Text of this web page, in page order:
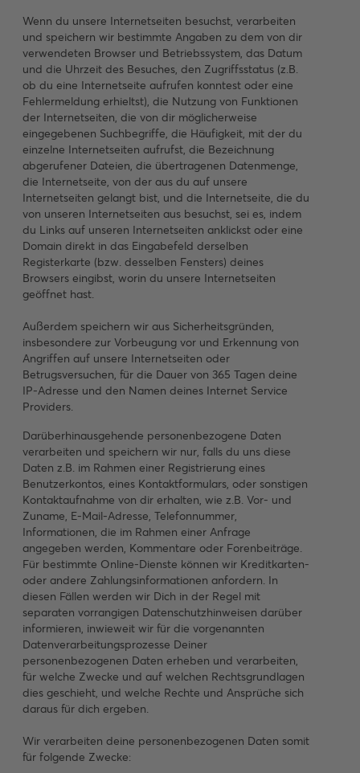
Wenn du unsere Internetseiten besuchst, verarbeiten
und speichern wir bestimmte Angaben zu dem von dir
verwendeten Browser und Betriebssystem, das Datum
und die Uhrzeit des Besuches, den Zugriffsstatus (z.B.
ob du eine Internetseite aufrufen konntest oder eine
Fehlermeldung erhieltst), die Nutzung von Funktionen
der Internetseiten, die von dir möglicherweise
eingegebenen Suchbegriffe, die Häufigkeit, mit der du
einzelne Internetseiten aufrufst, die Bezeichnung
abgerufener Dateien, die übertragenen Datenmenge,
die Internetseite, von der aus du auf unsere
Internetseiten gelangt bist, und die Internetseite, die du
von unseren Internetseiten aus besuchst, sei es, indem
du Links auf unseren Internetseiten anklickst oder eine
Domain direkt in das Eingabefeld derselben
Registerkarte (bzw. desselben Fensters) deines
Browsers eingibst, worin du unsere Internetseiten
geöffnet hast.
Außerdem speichern wir aus Sicherheitsgründen,
insbesondere zur Vorbeugung vor und Erkennung von
Angriffen auf unsere Internetseiten oder
Betrugsversuchen, für die Dauer von 365 Tagen deine
IP-Adresse und den Namen deines Internet Service
Providers.
Darüberhinausgehende personenbezogene Daten
verarbeiten und speichern wir nur, falls du uns diese
Daten z.B. im Rahmen einer Registrierung eines
Benutzerkontos, eines Kontaktformulars, oder sonstigen
Kontaktaufnahme von dir erhalten, wie z.B. Vor- und
Zuname, E-Mail-Adresse, Telefonnummer,
Informationen, die im Rahmen einer Anfrage
angegeben werden, Kommentare oder Forenbeiträge.
Für bestimmte Online-Dienste können wir Kreditkarten-
oder andere Zahlungsinformationen anfordern. In
diesen Fällen werden wir Dich in der Regel mit
separaten vorrangigen Datenschutzhinweisen darüber
informieren, inwieweit wir für die vorgenannten
Datenverarbeitungsprozesse Deiner
personenbezogenen Daten erheben und verarbeiten,
für welche Zwecke und auf welchen Rechtsgrundlagen
dies geschieht, und welche Rechte und Ansprüche sich
daraus für dich ergeben.
Wir verarbeiten deine personenbezogenen Daten somit
für folgende Zwecke: